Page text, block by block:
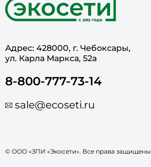
Адрес: 428000, г. Чебоксары,
ул. Карла Маркса, 52а
8-800-777-73-14
sale@ecoseti.ru
© ООО «ЗПИ «Экосети». Все права защищены